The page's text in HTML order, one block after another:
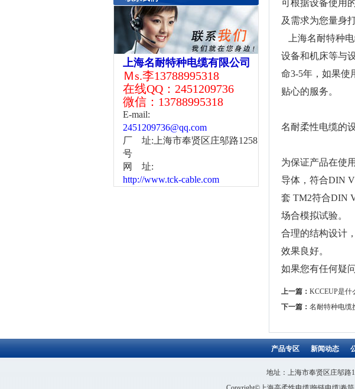
上海名耐特种电缆有限公司
Ｍs.李13788995318
在线QQ：2451209736
微信：13788995318
E-mail:
2451209736@qq.com
厂 址:上海市奉贤区庄邬路1258
号
网 址:
http://www.tck-cable.com
可根据设备使用
及需求为您量身
上海名耐特种
设备和机床等与
命3-5年，如果使
贴心的服务。
名耐柔性电缆的
为保证产品在使
导体，符合DIN
套 TM2符合DIN
场合模拟试验。
合理的结构设计
效果良好。
如果您有任何疑
上一篇： KCCEUP是什
下一篇： 名耐特种电缆
产品专区 新闻动态
地址：上海市奉贤区庄邬路